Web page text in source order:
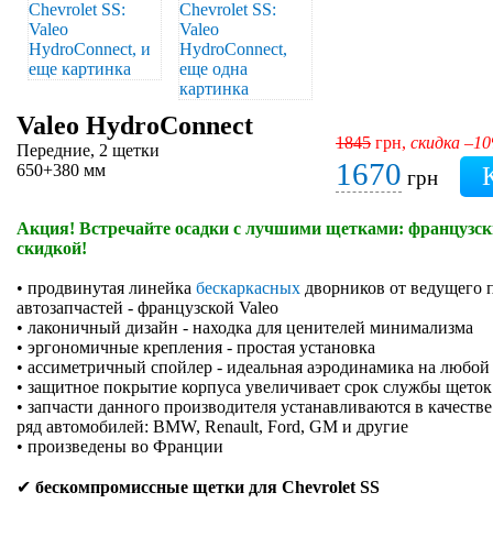
Valeo HydroConnect
Передние, 2 щетки
650+380 мм
1845 грн, скидка
1670 грн
Акция! Встречайте осадки с лучшими щетками:
скидкой!
• продвинутая линейка бескаркасных дворников от ведущего
автозапчастей - французской Valeo
• лаконичный дизайн - находка для ценителей минимализма
• эргономичные крепления - простая установка
• ассиметричный спойлер - идеальная аэродинамика на любой
• защитное покрытие корпуса увеличивает срок службы щеток
• запчасти данного производителя устанавливаются в
ряд автомобилей: BMW, Renault, Ford, GM и другие
• произведены во Франции
✔ бескомпромиссные щетки для Chevrolet SS